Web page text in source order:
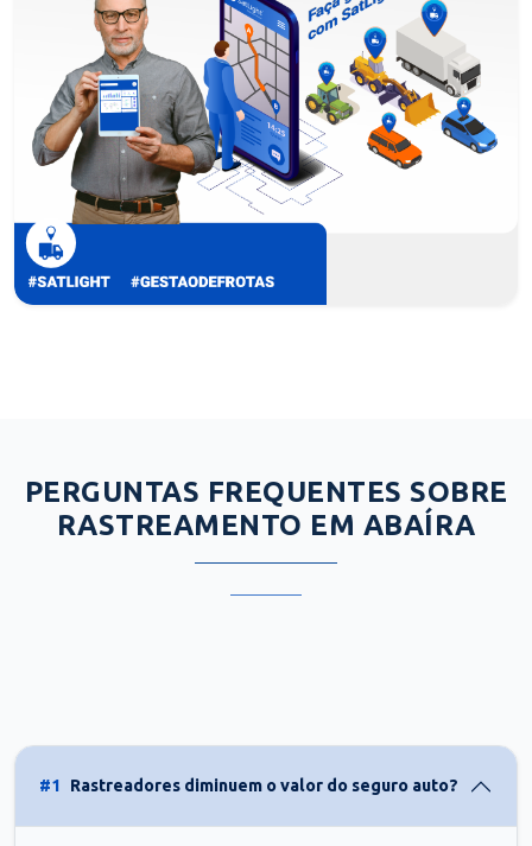
PERGUNTAS FREQUENTES SOBRE
RASTREAMENTO EM ABAÍRA
#1 Rastreadores diminuem o valor do seguro auto?